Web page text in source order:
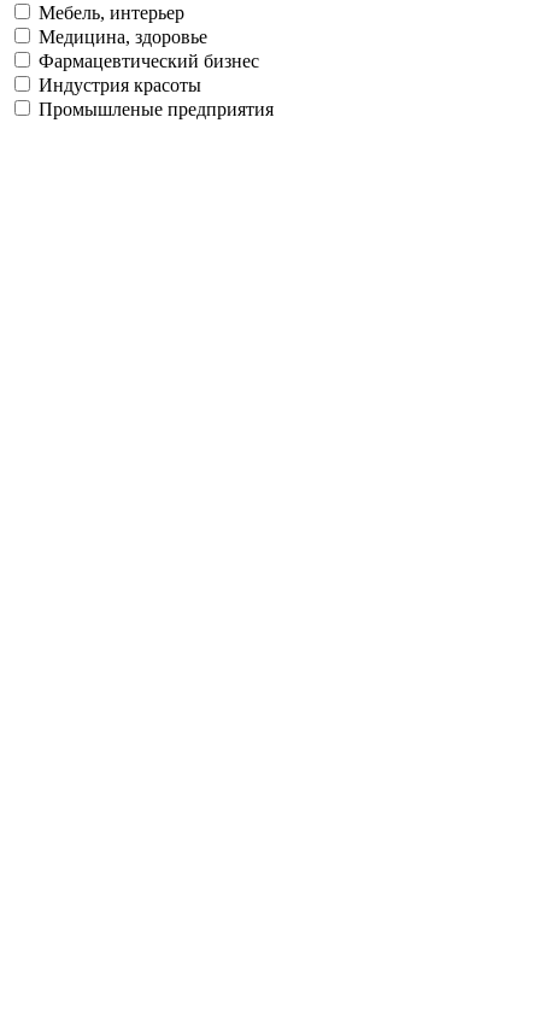
Мебель, интерьер
Медицина, здоровье
Фармацевтический бизнес
Индустрия красоты
Промышленые предприятия